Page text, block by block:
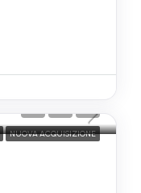
NUOVA ACQUISIZIONE